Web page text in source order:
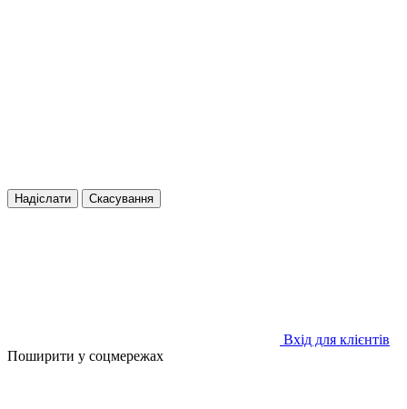
Надіслати Скасування
Вхід для клієнтів
Поширити у соцмережах